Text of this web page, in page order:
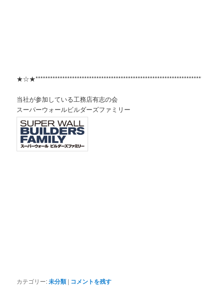
当社が参加している工務店有志の会
スーパーウォールビルダーズファミリー
カテゴリー:未分類 | コメントを残す